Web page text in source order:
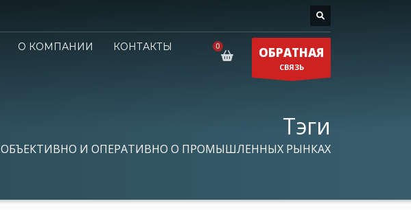
О КОМПАНИИ
КОНТАКТЫ
ОБРАТНАЯ
СВЯЗЬ
Тэги
ОБЪЕКТИВНО И ОПЕРАТИВНО О ПРОМЫШЛЕННЫХ РЫНКАХ